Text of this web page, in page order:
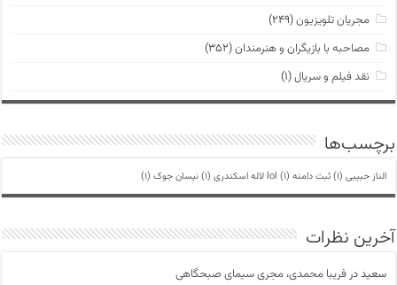
مجریان تلویزیون(۲۴۹)
مصاحبه با بازیگران و هنرمندان(۳۵۲)
نقد فیلم و سریال(۱)
برچسب‌ها
الناز حبیبی (1) ثبت دامنه lol (1) لاله اسکندری (1) نیسان جوک (1)
آخرین نظرات
سعیددرفریبا محمدی، مجری سیمای صبحگاهی